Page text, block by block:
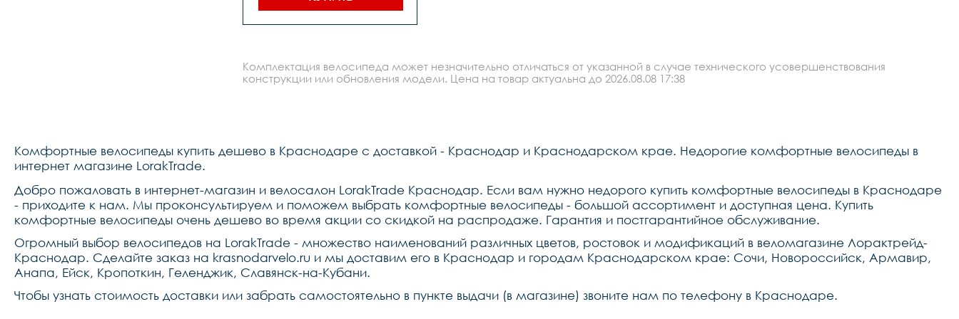
m310 altus,передний
тормоз tektro m285 hydr.
disc 160 гидравлический
,манетки shimano-
m315,шатуны prowheel
промах,покрышки
18 28,цепьkmc z8,руль lorak
alloy 640w,вынос tds-zoom
регулируемый по
углу,подседельный штырь
lorak alloy
27.2*300mm,рулевая
колонка neco,седло lorak
6752,педали alloy 976
Комплектация велосипеда может незначительно отличаться от указанной в случае технического усовершенствования
конструкции или обновления модели. Цена на товар актуальна до 2026.08.08 17:38
Комфортные велосипеды купить дешево в Краснодаре с доставкой - Краснодар и Краснодарском крае. Недорогие комфортные велосипеды в
интернет магазине LorakTrade.
Добро пожаловать в интернет-магазин и велосалон LorakTrade Краснодар. Если вам нужно недорого купить комфортные велосипеды в Краснодаре
- приходите к нам. Мы проконсультируем и поможем выбрать комфортные велосипеды - большой ассортимент и доступная цена. Купить
комфортные велосипеды очень дешево во время акции со скидкой на распродаже. Гарантия и постгарантийное обслуживание.
Огромный выбор велосипедов на LorakTrade - множество наименований различных цветов, ростовок и модификаций в веломагазине Лорактрейд-
Краснодар. Сделайте заказ на krasnodarvelo.ru и мы доставим его в Краснодар и городам Краснодарском крае: Сочи, Новороссийск, Армавир,
Анапа, Ейск, Кропоткин, Геленджик, Славянск-на-Кубани.
Чтобы узнать стоимость доставки или забрать самостоятельно в пункте выдачи (в магазине) звоните нам по телефону в Краснодаре.